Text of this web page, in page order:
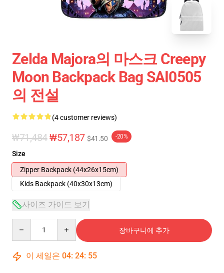
Zelda Majora의 마스크 Creepy
Moon Backpack Bag SAI0505
의 전설
(4 customer reviews)
₩71,484₩57,187 $41.50 -20%
Size
Zipper Backpack (44x26x15cm)
Kids Backpack (40x30x13cm)
사이즈 가이드 보기
장바구니에 추가
이 세일은 04: 24: 54